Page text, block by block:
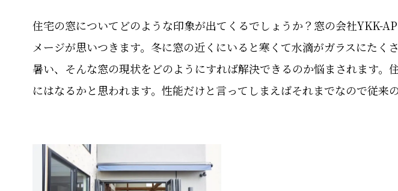
住宅の窓についてどのような印象が出てくるでしょうか？窓の会社YKK-
メージが思いつきます。冬に窓の近くにいると寒くて水滴がガラスにた
暑い、そんな窓の現状をどのようにすれば解決できるのか悩まされます
にはなるかと思われます。性能だけと言ってしまえばそれまでなので従来